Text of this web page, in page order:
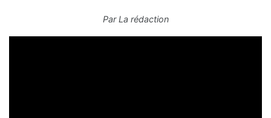
ParLa rédaction